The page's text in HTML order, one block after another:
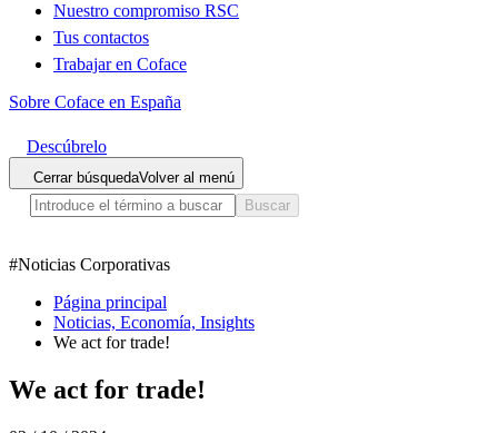
Nuestro compromiso RSC
Tus contactos
Trabajar en Coface
Sobre Coface en España
Descúbrelo
Cerrar búsquedaVolver al menú
Buscar
#Noticias Corporativas
Página principal
Noticias, Economía, Insights
We act for trade!
We act for trade!